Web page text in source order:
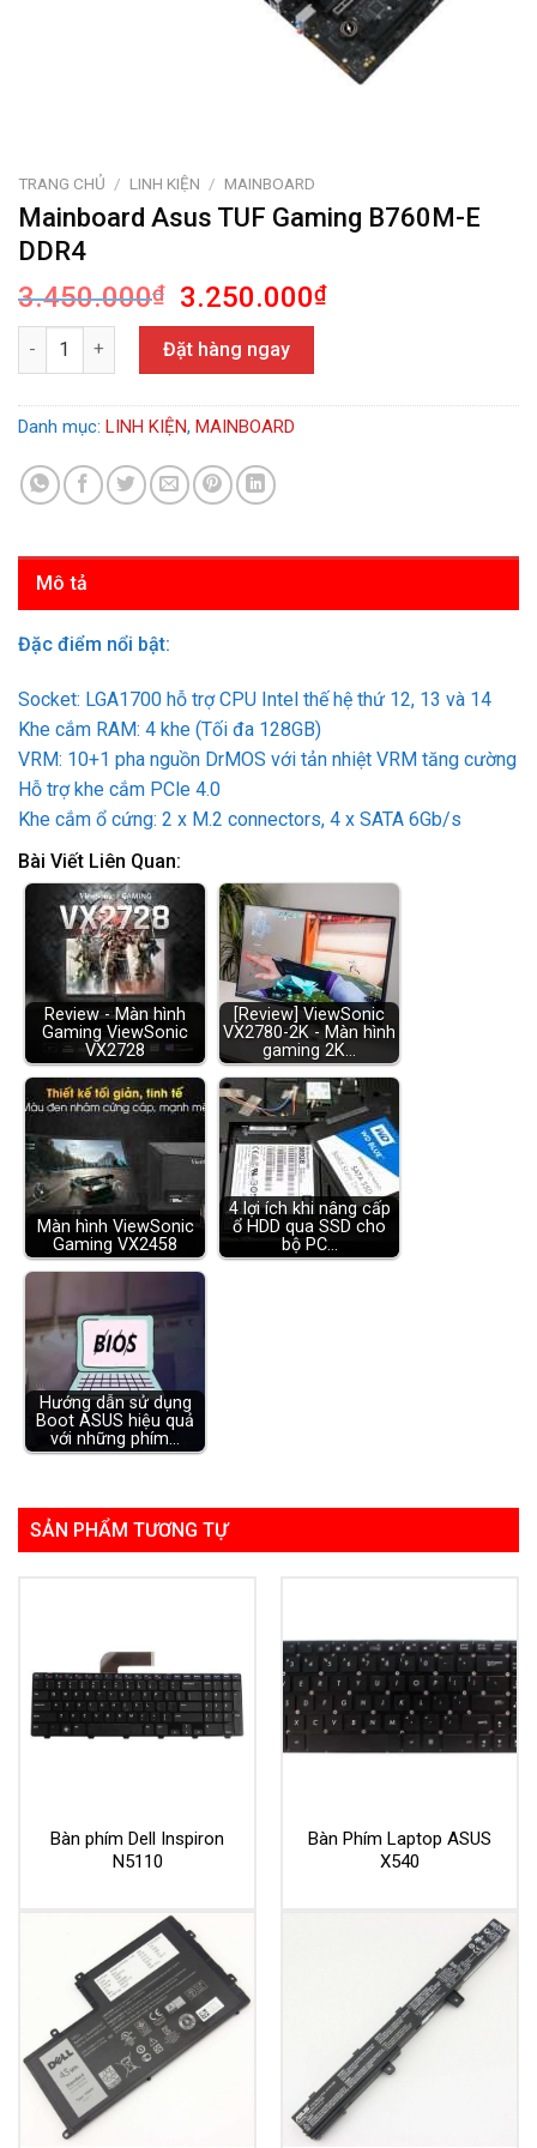
TRANG CHỦ / LINH KIỆN / MAINBOARD
Mainboard Asus TUF Gaming B760M-E
DDR4
3.450.000₫
Giá
gốc
là:
3.450.000₫.
3.250.000₫Giá
3.250.000₫.
Mainboard Asus TUF Gaming B760M-E DDR4 số lượng
Đặt hàng ngay
Danh mục: LINH KIỆN, MAINBOARD
Mô tả
Đặc điểm nổi bật:
Socket: LGA1700 hỗ trợ CPU Intel thế hệ thứ 12, 13 và 14
Khe cắm RAM: 4 khe (Tối đa 128GB)
VRM: 10+1 pha nguồn DrMOS với tản nhiệt VRM tăng cường
Hỗ trợ khe cắm PCle 4.0
Khe cắm ổ cứng: 2 x M.2 connectors, 4 x SATA 6Gb/s
Bài Viết Liên Quan:
Review - Màn hình
Gaming ViewSonic
VX2728
[Review] ViewSonic
VX2780-2K - Màn hình
gaming 2K…
Màn hình ViewSonic
Gaming VX2458
4 lợi ích khi nâng cấp
ổ HDD qua SSD cho
bộ PC…
Hướng dẫn sử dụng
Boot ASUS hiệu quả
với những phím…
SẢN PHẨM TƯƠNG TỰ
Bàn phím Dell Inspiron
N5110
Bàn Phím Laptop ASUS
X540